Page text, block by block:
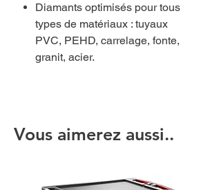
Diamants optimisés pour tous
types de matériaux : tuyaux
PVC, PEHD, carrelage, fonte,
granit, acier.
Vous aimerez aussi..